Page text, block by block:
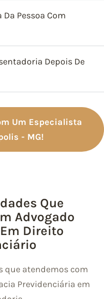
Da Pessoa Com
Depois De
Um Especialista
- MG!
Que
Advogado
Direito
que atendemos com
Previdenciária em